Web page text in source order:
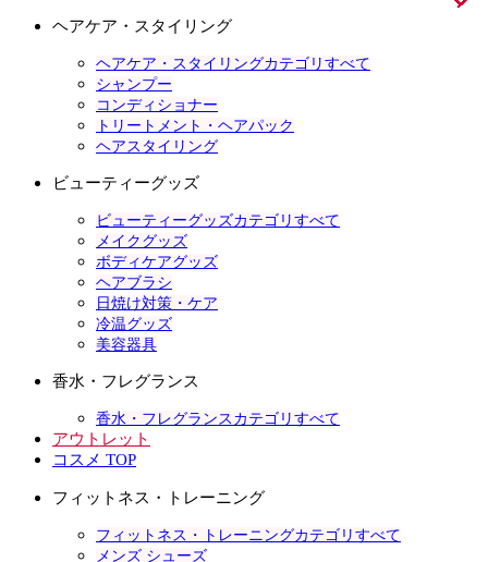
ヘアケア・スタイリング
ヘアケア・スタイリングカテゴリすべて
シャンプー
コンディショナー
トリートメント・ヘアパック
ヘアスタイリング
ビューティーグッズ
ビューティーグッズカテゴリすべて
メイクグッズ
ボディケアグッズ
ヘアブラシ
日焼け対策・ケア
冷温グッズ
美容器具
香水・フレグランス
香水・フレグランスカテゴリすべて
アウトレット
コスメ TOP
フィットネス・トレーニング
フィットネス・トレーニングカテゴリすべて
メンズ シューズ